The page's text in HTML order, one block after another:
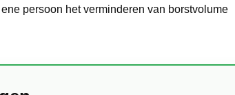
persoon het verminderen van borstvolume